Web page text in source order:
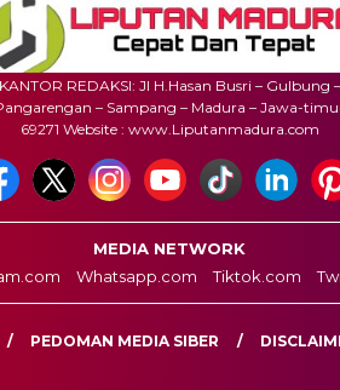
KANTOR REDAKSI: Jl H.Hasan Busri – Gulbung –
– Sampang – Madura – Jawa-
69271 Website : www.Liputanmadura.com
MEDIA NETWORK
Whatsapp.com Tiktok.com
PEDOMAN MEDIA SIBER